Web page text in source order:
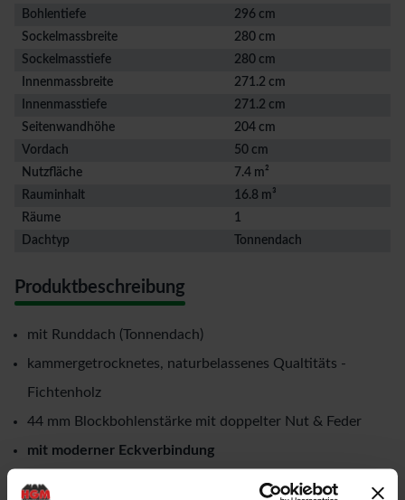
Bohlentiefe
296 cm
Sockelmassbreite
280 cm
Sockelmasstiefe
280 cm
Innenmassbreite
271.2 cm
Innenmasstiefe
271.2 cm
Seitenwandhöhe
204 cm
Vordach
50 cm
Nutzfläche
7.4 m²
Rauminhalt
16.8 m³
Räume
1
Dachtyp
Tonnendach
Produktbeschreibung
mit Runddach (Tonnendach)
kammergetrocknetes, naturbelassenes Qualtitäts -
Fichtenholz
44 mm Blockbohlenstärke mit doppelter Nut & Feder
mit moderner Eckverbindung
mit einer Doppeltür in der Vorderfront